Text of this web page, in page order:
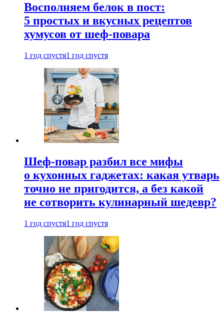
Восполняем белок в пост:
5 простых и вкусных рецептов
хумусов от шеф-повара
1 год спустя1 год спустя
Шеф-повар разбил все мифы
о кухонных гаджетах: какая утварь
точно не пригодится, а без какой
не сотворить кулинарный шедевр?
1 год спустя1 год спустя